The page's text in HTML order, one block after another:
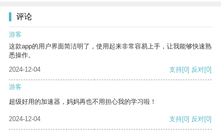
评论
游客
这款app的用户界面简洁明了，使用起来非常容易上手，让我能够快速熟
悉操作。
2024-12-04
支持[0] 反对[0]
游客
超级好用的加速器，妈妈再也不用担心我的学习啦！
2024-12-04 支持[0] 反对[0]